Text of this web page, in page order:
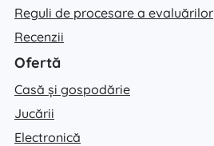
Reguli de procesare a evaluărilor
Recenzii
Ofertă
Casă și gospodărie
Jucării
Electronică